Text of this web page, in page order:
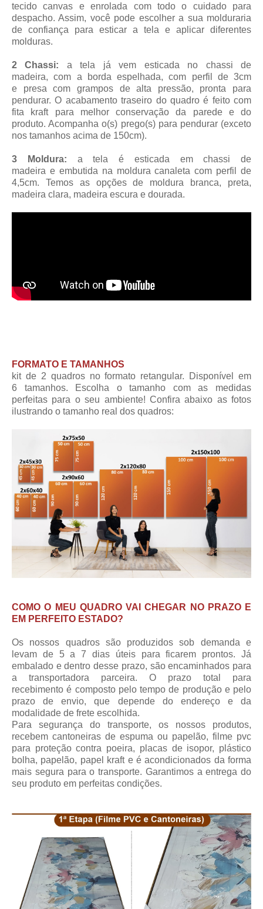
tecido canvas e enrolada com todo o cuidado para
despacho. Assim, você pode escolher a sua molduraria
de confiança para esticar a tela e aplicar diferentes
molduras.
2 Chassi: a tela já vem esticada no chassi de
madeira, com a borda espelhada, com perfil de 3cm
e presa com grampos de alta pressão, pronta para
pendurar. O acabamento traseiro do quadro é feito com
fita kraft para melhor conservação da parede e do
produto. Acompanha o(s) prego(s) para pendurar (exceto
nos tamanhos acima de 150cm).
3 Moldura:
a tela é esticada em chassi de
madeira e embutida na moldura canaletacom perfil de
4,5cm. Temos as opções de moldura branca, preta,
madeira clara, madeira escura e dourada.
FORMATO E TAMANHOS
kit de 2 quadros no formato retangular. Disponível em
6 tamanhos. Escolha o tamanho com as medidas
perfeitas para o seu ambiente! Confira abaixo as fotos
ilustrando o tamanho real dos quadros:
COMO O MEU QUADRO VAI CHEGAR NO PRAZO E
EM PERFEITO ESTADO?
Os nossos quadros são produzidos sob demanda e
levam de 5 a 7 dias úteis para ficarem prontos. Já
embalado e dentro desse prazo, são encaminhados para
a transportadora parceira. O prazo total para
recebimento é composto pelo tempo de produção e pelo
prazo de envio, que depende do endereço e da
modalidade de frete escolhida.
Para segurança do transporte, os nossos produtos,
recebem cantoneiras de espuma ou papelão, filme pvc
para proteção contra poeira, placas de isopor, plástico
bolha, papelão, papel kraft e é acondicionados da forma
mais segura para o transporte. Garantimos a entrega do
seu produto em perfeitas condições.